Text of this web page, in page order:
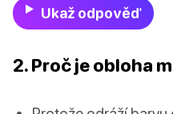
Ukaž odpověď
2. Proč je obloha